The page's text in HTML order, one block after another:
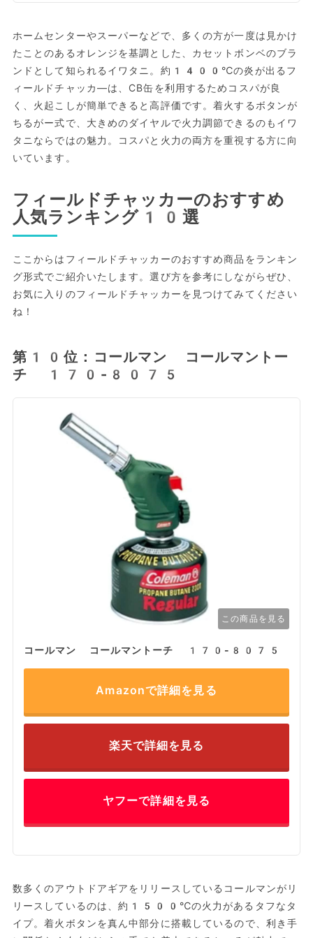
ホームセンターやスーパーなどで、多くの方が一度は見かけ
たことのあるオレンジを基調とした、カセットボンベのブラ
ンドとして知られるイワタニ。約1400℃の炎が出るフ
ィールドチャッカ―は、CB缶を利用するためコスパが良
く、火起こしが簡単できると高評価です。着火するボタンが
ちるがー式で、大きめのダイヤルで火力調節できるのもイワ
タニならではの魅力。コスパと火力の両方を重視する方に向
いています。
フィールドチャッカーのおすすめ
人気ランキング10選
ここからはフィールドチャッカーのおすすめ商品をランキン
グ形式でご紹介いたします。選び方を参考にしながらぜひ、
お気に入りのフィールドチャッカーを見つけてみてください
ね！
第10位：コールマン コールマントー
チ 170-8075
この商品を見る
コールマン コールマントーチ 170-8075
Amazonで詳細を見る
楽天で詳細を見る
ヤフーで詳細を見る
数多くのアウトドアギアをリリースしているコールマンがリ
リースしているのは、約1500℃の火力があるタフなタ
イプ。着火ボタンを真ん中部分に搭載しているので、利き手